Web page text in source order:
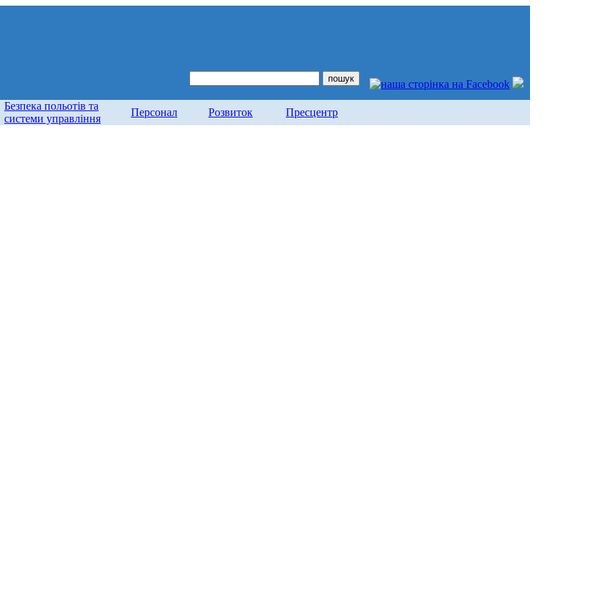
Безпека польотів та
системи управління
Персонал Розвиток Пресцентр